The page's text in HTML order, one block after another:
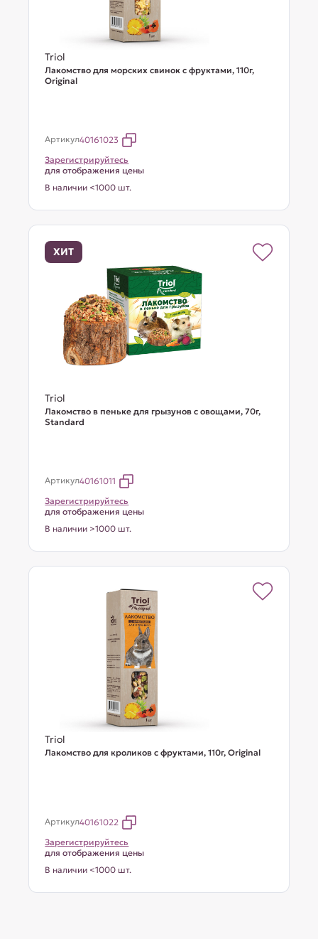
Triol
Лакомство для морских свинок с фруктами, 110г,
Original
Артикул40161023
Зарегистрируйтесь
для отображения цены
В наличии <1000 шт.
ХИТ
Triol
Лакомство в пеньке для грызунов с овощами, 70г,
Standard
Артикул40161011
Зарегистрируйтесь
для отображения цены
В наличии >1000 шт.
Triol
Лакомство для кроликов с фруктами, 110г, Original
Артикул40161022
Зарегистрируйтесь
для отображения цены
В наличии <1000 шт.